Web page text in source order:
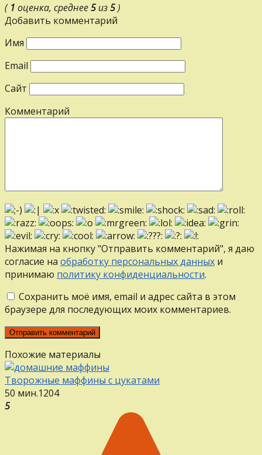
( 1 оценка, среднее5из5)
Добавить комментарий
Имя
Email
Сайт
Комментарий
Нажимая на кнопку "Отправить комментарий", я даю
согласие на обработку персональных данных и
принимаю политику конфиденциальности.
Сохранить моё имя, email и адрес сайта в этом
браузере для последующих моих комментариев.
Похожие материалы
Творожные маффины с цукатами
50 мин.1204
5